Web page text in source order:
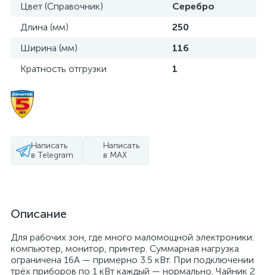
Цвет (Справочник)
Серебро
Длина (мм)
250
Ширина (мм)
116
Кратность отгрузки
1
Написать
в Telegram
Написать
в MAX
Описание
Для рабочих зон, где много маломощной электроники:
компьютер, монитор, принтер. Суммарная нагрузка
ограничена 16А — примерно 3.5 кВт. При подключении
трёх приборов по 1 кВт каждый — нормально. Чайник 2